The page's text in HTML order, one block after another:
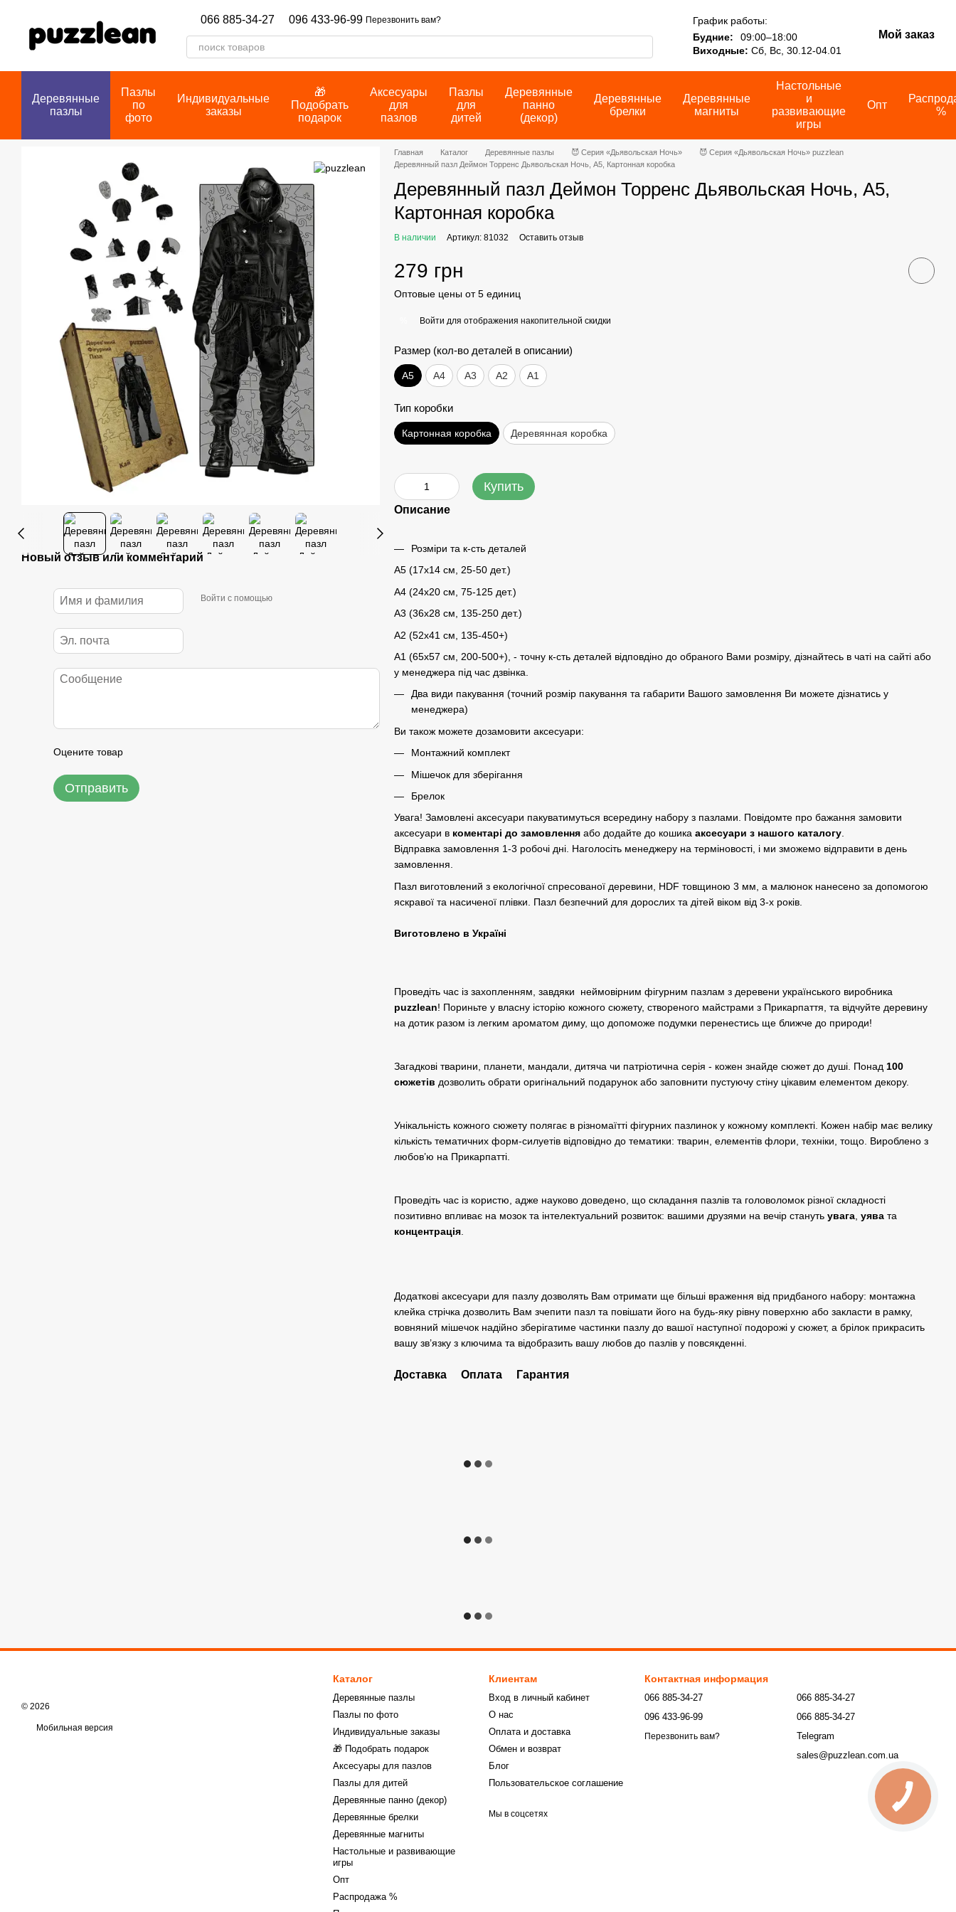
066 885-34-27 096 433-96-99 Перезвонить вам?
График работы:
Будние:
09:00–18:00
Виходные: Сб, Вс, 30.12-04.01
Мой заказ
Деревянные
пазлы
Пазлы
по
фото
Индивидуальные
заказы
🎁
Подобрать
подарок
Аксесуары
для
пазлов
Пазлы
для
дитей
Деревянные
панно
(декор)
Деревянные
брелки
Деревянные
магниты
Настольные
и
развивающие
игры
Опт
%
Новый отзыв или комментарий
Войти с помощью
Оцените товар
Отправить
Главная Каталог Деревянные пазлы 😈 Серия «Дьявольская Ночь»
😈 Серия «Дьявольская Ночь» puzzlean
Деревянный пазл Деймон Торренс Дьявольская Ночь, А5, Картонная коробка
Деревянный пазл Деймон Торренс Дьявольская Ночь, А5,
Картонная коробка
В наличии Артикул: 81032 Оставить отзыв
279 грн
Оптовые цены от 5 единиц
Войти для отображения накопительной скидки
Размер (кол-во деталей в описании)
А5 А4 A3 A2 A1
Тип коробки
Картонная коробка Деревянная коробка
Купить
Описание
Розміри та к-сть деталей
A5 (17х14 см, 25-50 дет.)
A4 (24x20 см, 75-125 дет.)
A3 (36х28 см, 135-250 дет.)
A2 (52х41 см, 135-450+)
A1 (65х57 см, 200-500+), - точну к-сть деталей відповдіно до обраного Вами розміру, дізнайтесь в чаті на сайті або
у менеджера під час дзвінка.
Два види пакування (точний розмір пакування та габарити Вашого замовлення Ви можете дізнатись у
менеджера)
Ви також можете дозамовити аксесуари:
Монтажний комплект
Мішечок для зберігання
Брелок
Увага! Замовлені аксесуари пакуватимуться всередину набору з пазлами. Повідомте про бажання замовити
аксесуари в коментарі до замовленняабо додайте до кошика аксесуари з нашого каталогу.
Відправка замовлення 1-3 робочі дні. Наголосіть менеджеру на терміновості, і ми зможемо відправити в день
замовлення.
Пазл виготовлений з екологічної спресованої деревини, HDF товщиною 3 мм, а малюнок нанесено за допомогою
яскравої та насиченої плівки. Пазл безпечний для дорослих та дітей віком від 3-х років.
Виготовлено в Україні
Проведіть час із захопленням, завдяки неймовірним фігурним пазлам з деревени українського виробника
puzzlean! Пориньте у власну історію кожного сюжету, створеного майстрами з Прикарпаття, та відчуйте деревину
на дотик разом із легким ароматом диму, що допоможе подумки перенестись ще ближче до природи!
Загадкові тварини, планети, мандали, дитяча чи патріотична серія - кожен знайде сюжет до душі. Понад100
сюжетів дозволить обрати оригінальний подарунок або заповнити пустуючу стіну цікавим елементом декору.
Унікальність кожного сюжету полягає в різномаїтті фігурних пазлинок у кожному комплекті. Кожен набір має велику
кількість тематичних форм-силуетів відповідно до тематики: тварин, елементів флори, техніки, тощо. Вироблено з
любов’ю на Прикарпатті.
Проведіть час із користю, адже науково доведено, що складання пазлів та головоломок різної складності
позитивно впливає на мозок та інтелектуальний розвиток: вашими друзями на вечір станутьувага, уявата
концентрація.
Додаткові аксесуари для пазлу дозволять Вам отримати ще більші враження від придбаного набору: монтажна
клейка стрічка дозволить Вам зчепити пазл та повішати його на будь-яку рівну поверхню або закласти в рамку,
вовняний мішечок надійно зберігатиме частинки пазлу до вашої наступної подорожі у сюжет, а брілок прикрасить
вашу зв’язку з ключима та відобразить вашу любов до пазлів у повсякденні.
Доставка Оплата Гарантия
© 2026
Мобильная версия
Каталог
Деревянные пазлы
Пазлы по фото
Индивидуальные заказы
🎁 Подобрать подарок
Аксесуары для пазлов
Пазлы для дитей
Деревянные панно (декор)
Деревянные брелки
Деревянные магниты
Настольные и развивающие
игры
Опт
Распродажа %
Клиентам
Вход в личный кабинет
О нас
Оплата и доставка
Обмен и возврат
Блог
Пользовательское соглашение
Мы в соцсетях
Контактная информация
066 885-34-27
096 433-96-99
Перезвонить вам?
066 885-34-27
066 885-34-27
Telegram
sales@puzzlean.com.ua